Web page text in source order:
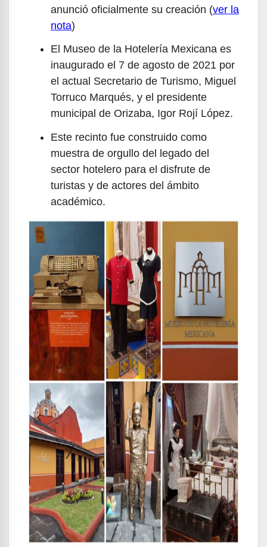
anunció oficialmente su creación (ver la
nota)
El Museo de la Hotelería Mexicana es
inaugurado el 7 de agosto de 2021 por
el actual Secretario de Turismo, Miguel
Torruco Marqués, y el presidente
municipal de Orizaba, Igor Rojí López.
Este recinto fue construido como
muestra de orgullo del legado del
sector hotelero para el disfrute de
turistas y de actores del ámbito
académico.